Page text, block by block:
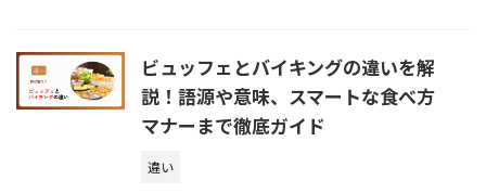
ビュッフェとバイキングの違いを解
説！語源や意味、スマートな食べ方
マナーまで徹底ガイド
違い